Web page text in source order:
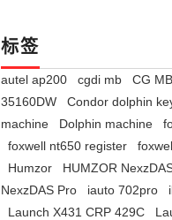
标签
autel ap200 cgdi mb CG MB
35160DW
Condor dolphin
machine
Dolphin machine
foxwell nt650 register
Humzor
HUMZOR
NexzDAS Pro
iauto 702pro
Launch X431 CRP 429C